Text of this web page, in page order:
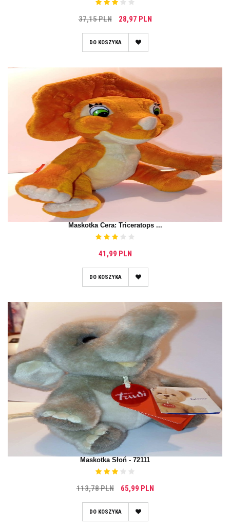
37,15 PLN 28,97 PLN
DO KOSZYKA
Maskotka Cera: Triceratops ...
41,99 PLN
DO KOSZYKA
Maskotka Słoń - 72111
113,78 PLN 65,99 PLN
DO KOSZYKA